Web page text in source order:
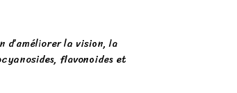
la vision, la
flavonoides et